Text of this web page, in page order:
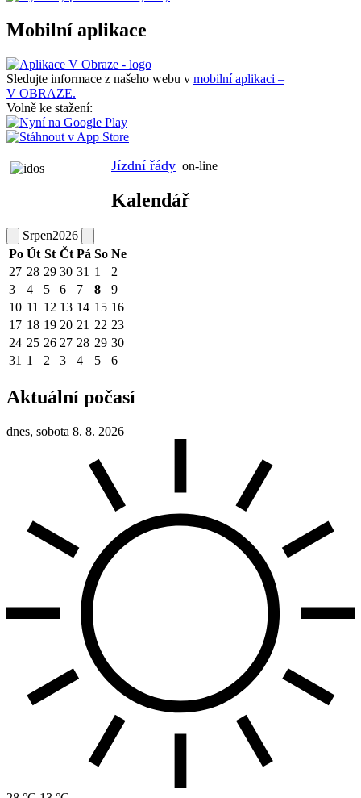
Mobilní aplikace
Sledujte informace z našeho webu v mobilní aplikaci –
V OBRAZE.
Volně ke stažení:
Jízdní řády on-line
Kalendář
Srpen2026
Po Út St Čt Pá So Ne
27 28 29 30 31 1
2
3
4 5 6 7 8
9
10 11 12 13 14 15 16
17 18 19 20 21 22 23
24 25 26 27 28 29 30
31 1 2 3 4 5 6
Aktuální počasí
dnes, sobota 8. 8. 2026